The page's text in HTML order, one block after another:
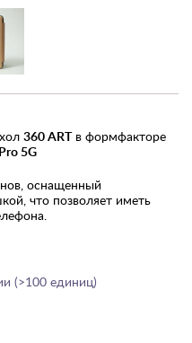
360 ARTв формфакторе
5G
оснащенный
что позволяет иметь
от непредвиденных
вырезы для быстрого
необходимым портам,
материала чехла
(>100 единиц)